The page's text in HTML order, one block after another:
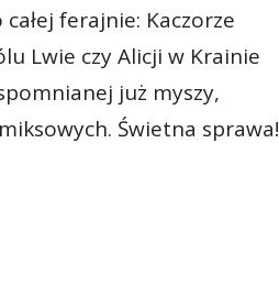
ferajnie: Kaczorze
Lwie czy Alicji w Krainie
już myszy,
Świetna sprawa!